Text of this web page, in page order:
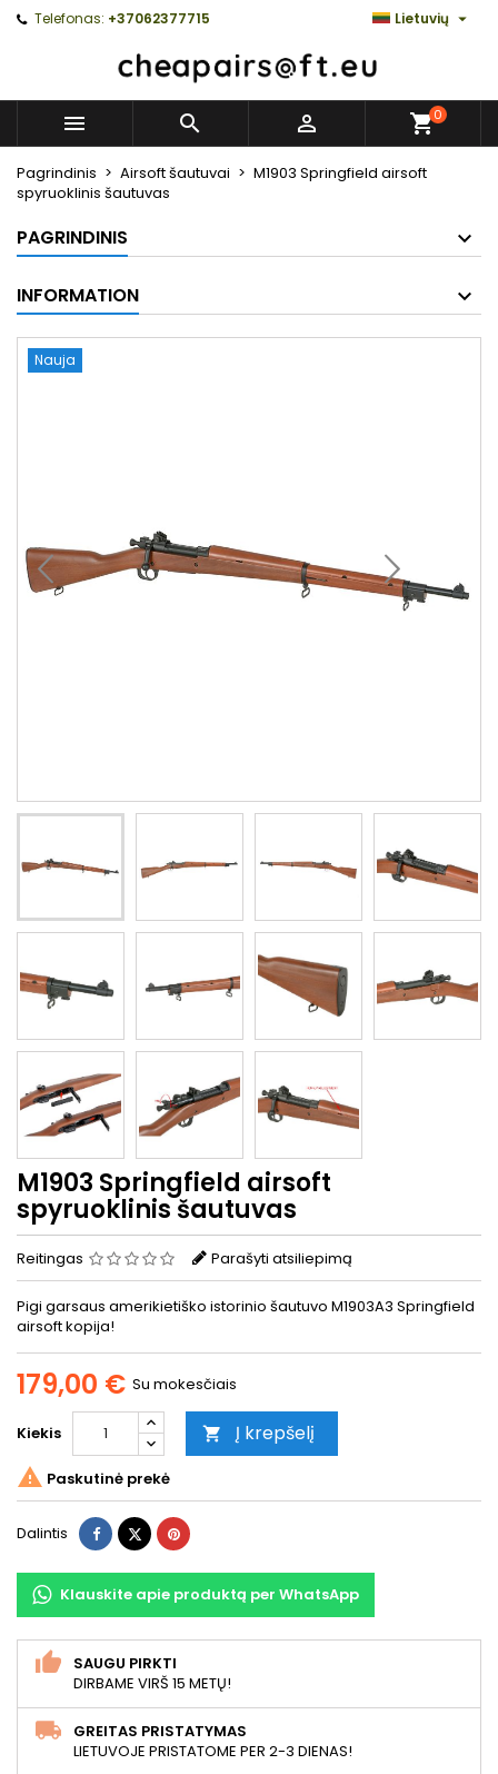
Telefonas: +37062377715 Lietuvių 
   0
Pagrindinis Airsoft šautuvai
M1903 Springfield airsoft
spyruoklinis šautuvas
PAGRINDINIS
INFORMATION
Nauja
M1903 Springfield airsoft
spyruoklinis šautuvas
Reitingas Parašyti atsiliepimą
Pigi garsaus amerikietiško istorinio šautuvo M1903A3 Springfield
airsoft kopija!
179,00 € Su mokesčiais
Kiekis  Į krepšelį
 Paskutinė prekė
Dalintis DalintisTwitterPinterest
Klauskite apie produktą per WhatsApp
SAUGU PIRKTI
DIRBAME VIRŠ 15 METŲ!
GREITAS PRISTATYMAS
LIETUVOJE PRISTATOME PER 2-3 DIENAS!